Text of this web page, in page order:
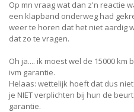
Op mn vraag wat dan z'n reactie
een klapband onderweg had
weer te horen dat het niet aardig
dat zo te vragen.
Oh ja.... ik moest wel de 15000 km
ivm garantie.
Helaas: wettelijk hoeft dat dus
je NIET verplichten bij hun de
garantie.